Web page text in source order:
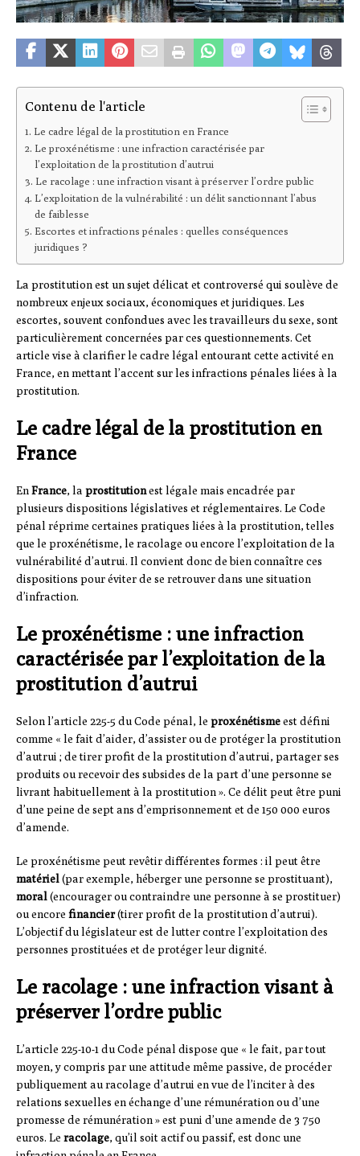
Contenu de l'article
Le cadre légal de la prostitution en France
Le proxénétisme : une infraction caractérisée par
l’exploitation de la prostitution d’autrui
Le racolage : une infraction visant à préserver l’ordre public
L’exploitation de la vulnérabilité : un délit sanctionnant l’abus
de faiblesse
Escortes et infractions pénales : quelles conséquences
juridiques ?
La prostitution est un sujet délicat et controversé qui soulève de
nombreux enjeux sociaux, économiques et juridiques. Les
escortes, souvent confondues avec les travailleurs du sexe, sont
particulièrement concernées par ces questionnements. Cet
article vise à clarifier le cadre légal entourant cette activité en
France, en mettant l’accent sur les infractions pénales liées à la
prostitution.
Le cadre légal de la prostitution en
France
EnFrance, la prostitutionest légale mais encadrée par
plusieurs dispositions législatives et réglementaires. Le Code
pénal réprime certaines pratiques liées à la prostitution, telles
que le proxénétisme, le racolage ou encore l’exploitation de la
vulnérabilité d’autrui. Il convient donc de bien connaître ces
dispositions pour éviter de se retrouver dans une situation
d’infraction.
Le proxénétisme : une infraction
caractérisée par l’exploitation de la
prostitution d’autrui
Selon l’article 225-5 du Code pénal, le proxénétismeest défini
comme « le fait d’aider, d’assister ou de protéger la prostitution
d’autrui ; de tirer profit de la prostitution d’autrui, partager ses
produits ou recevoir des subsides de la part d’une personne se
livrant habituellement à la prostitution ». Ce délit peut être puni
d’une peine de sept ans d’emprisonnement et de 150 000 euros
d’amende.
Le proxénétisme peut revêtir différentes formes : il peut être
matériel(par exemple, héberger une personne se prostituant),
moral(encourager ou contraindre une personne à se prostituer)
ou encore financier(tirer profit de la prostitution d’autrui).
L’objectif du législateur est de lutter contre l’exploitation des
personnes prostituées et de protéger leur dignité.
Le racolage : une infraction visant à
préserver l’ordre public
L’article 225-10-1 du Code pénal dispose que « le fait, par tout
moyen, y compris par une attitude même passive, de procéder
publiquement au racolage d’autrui en vue de l’inciter à des
relations sexuelles en échange d’une rémunération ou d’une
promesse de rémunération » est puni d’une amende de 3 750
euros. Le racolage, qu’il soit actif ou passif, est donc une